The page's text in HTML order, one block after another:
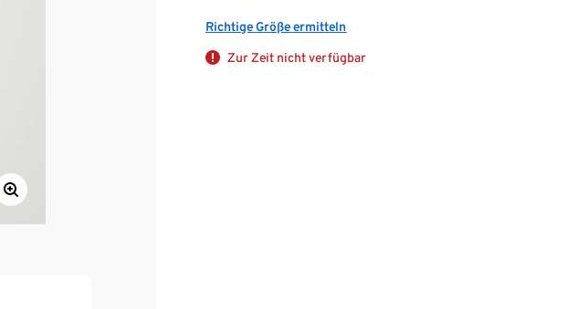
Richtige Größe ermitteln
Zur Zeit nicht verfügbar